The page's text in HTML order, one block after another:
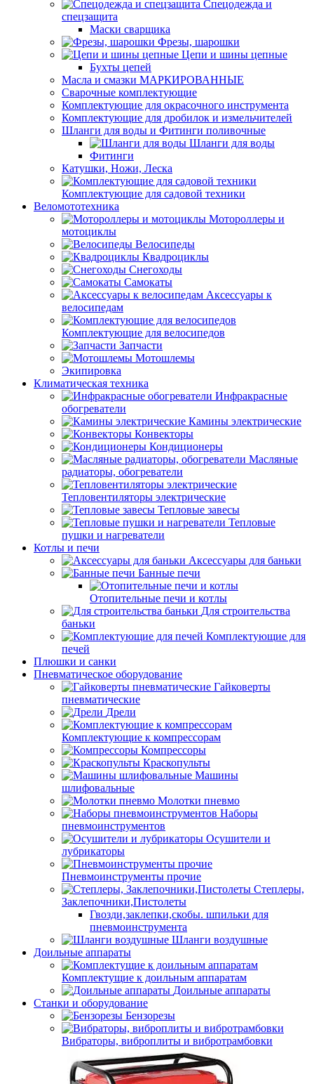
Спецодежда и
спецзащита
Маски сварщика
Фрезы, шарошки
Цепи и шины цепные
Бухты цепей
Масла и смазки МАРКИРОВАННЫЕ
Сварочные комплектующие
Комплектующие для окрасочного инструмента
Комплектующие для дробилок и измельчителей
Шланги для воды и Фитинги поливочные
Шланги для воды
Фитинги
Катушки, Ножи, Леска
Комплектующие для садовой техники
Веломототехника
Мотороллеры и
мотоциклы
Велосипеды
Квадроциклы
Снегоходы
Самокаты
Аксессуары к
велосипедам
Комплектующие для велосипедов
Запчасти
Мотошлемы
Экипировка
Климатическая техника
Инфракрасные
обогреватели
Камины электрические
Конвекторы
Кондиционеры
Масляные
радиаторы, обогреватели
Тепловентиляторы электрические
Тепловые завесы
Тепловые
пушки и нагреватели
Котлы и печи
Аксессуары для баньки
Банные печи
Отопительные печи и котлы
Для строительства
баньки
Комплектующие для
печей
Плюшки и санки
Пневматическое оборудование
Гайковерты
пневматические
Дрели
Комплектующие к компрессорам
Компрессоры
Краскопульты
Машины
шлифовальные
Молотки пневмо
Наборы
пневмоинструментов
Осушители и
лубрикаторы
Пневмоинструменты прочие
Степлеры,
Заклепочники,Пистолеты
Гвозди,заклепки,скобы. шпильки для
пневмоинструмента
Шланги воздушные
Доильные аппараты
Комплектущие к доильным аппаратам
Доильные аппараты
Станки и оборудование
Бензорезы
Вибраторы, виброплиты и вибротрамбовки